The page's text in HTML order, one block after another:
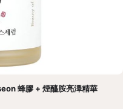
蜂膠 + 煙醯胺亮澤精華